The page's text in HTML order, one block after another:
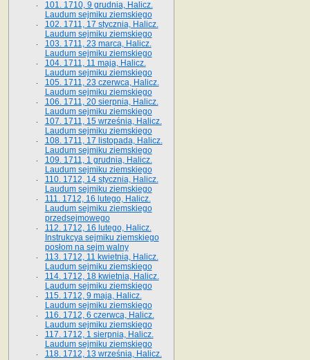
101. 1710, 9 grudnia, Halicz.
Laudum sejmiku ziemskiego
102. 1711, 17 stycznia, Halicz.
Laudum sejmiku ziemskiego
103. 1711, 23 marca, Halicz.
Laudum sejmiku ziemskiego
104. 1711, 11 maja, Halicz.
Laudum sejmiku ziemskiego
105. 1711, 23 czerwca, Halicz.
Laudum sejmiku ziemskiego
106. 1711, 20 sierpnia, Halicz.
Laudum sejmiku ziemskiego
107. 1711, 15 września, Halicz.
Laudum sejmiku ziemskiego
108. 1711, 17 listopada, Halicz.
Laudum sejmiku ziemskiego
109. 1711, 1 grudnia, Halicz.
Laudum sejmiku ziemskiego
110. 1712, 14 stycznia, Halicz.
Laudum sejmiku ziemskiego
111. 1712, 16 lutego, Halicz.
Laudum sejmiku ziemskiego
przedsejmowego
112. 1712, 16 lutego, Halicz.
Instrukcya sejmiku ziemskiego
posłom na sejm walny
113. 1712, 11 kwietnia, Halicz.
Laudum sejmiku ziemskiego
114. 1712, 18 kwietnia, Halicz.
Laudum sejmiku ziemskiego
115. 1712, 9 maja, Halicz.
Laudum sejmiku ziemskiego
116. 1712, 6 czerwca, Halicz.
Laudum sejmiku ziemskiego
117. 1712, 1 sierpnia, Halicz.
Laudum sejmiku ziemskiego
118. 1712, 13 września, Halicz.